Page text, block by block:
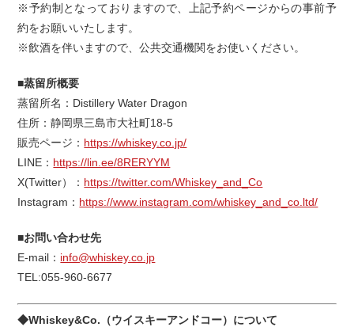
※予約制となっておりますので、上記予約ページからの事前予
約をお願いいたします。
※飲酒を伴いますので、公共交通機関をお使いください。
■蒸留所概要
蒸留所名：Distillery Water Dragon
住所：静岡県三島市大社町18-5
販売ページ： https://whiskey.co.jp/
LINE： https://lin.ee/8RERYYM
X(Twitter）： https://twitter.com/Whiskey_and_Co
Instagram： https://www.instagram.com/whiskey_and_co.ltd/
■お問い合わせ先
E-mail： info@whiskey.co.jp
TEL:055-960-6677
◆Whiskey&Co.（ウイスキーアンドコー）について